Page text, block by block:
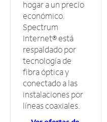
hogar a un precio
económico.
Spectrum
Internet® está
respaldado por
tecnología de
fibra óptica y
conectado a las
instalaciones por
líneas coaxiales.